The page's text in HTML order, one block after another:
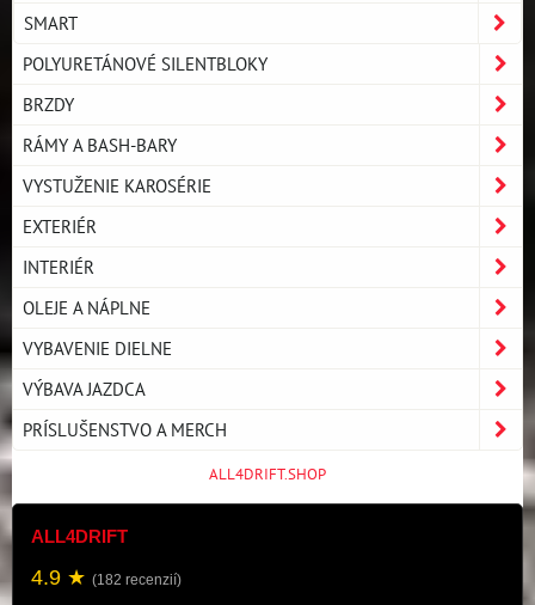
SMART
POLYURETÁNOVÉ SILENTBLOKY
BRZDY
RÁMY A BASH-BARY
VYSTUŽENIE KAROSÉRIE
EXTERIÉR
INTERIÉR
OLEJE A NÁPLNE
VYBAVENIE DIELNE
VÝBAVA JAZDCA
PRÍSLUŠENSTVO A MERCH
ALL4DRIFT.SHOP
ALL4DRIFT
4.9 ★ (182 recenzií)